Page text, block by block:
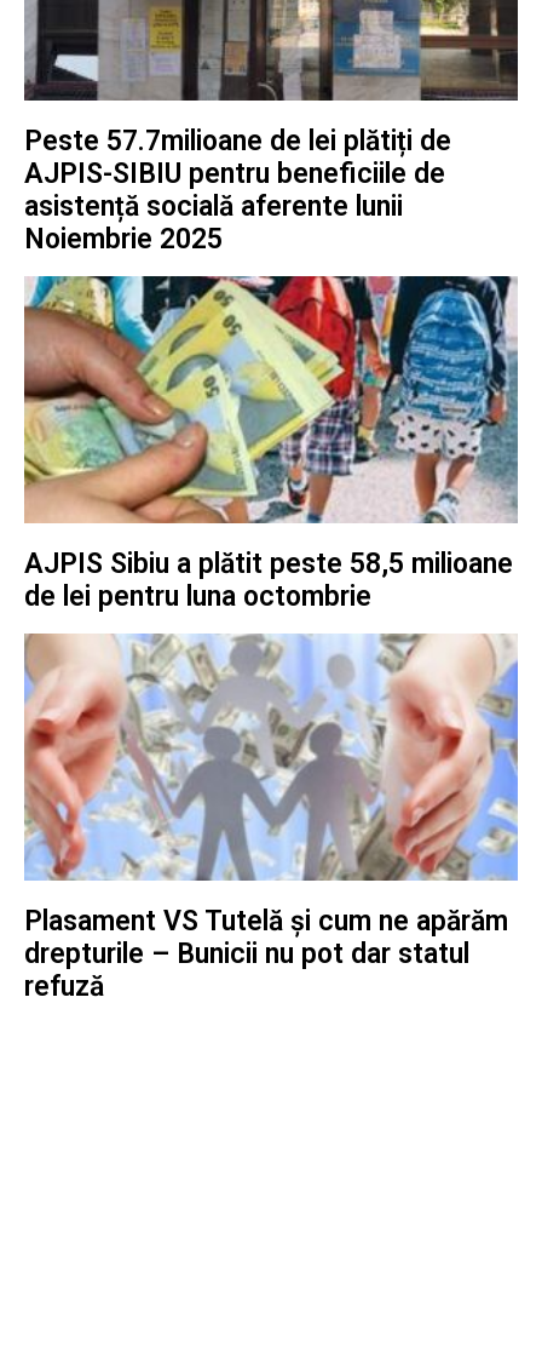
Peste 57.7milioane de lei plătiți de
AJPIS-SIBIU pentru beneficiile de
asistență socială aferente lunii
Noiembrie 2025
AJPIS Sibiu a plătit peste 58,5 milioane
de lei pentru luna octombrie
Plasament VS Tutelă și cum ne apărăm
drepturile – Bunicii nu pot dar statul
refuză